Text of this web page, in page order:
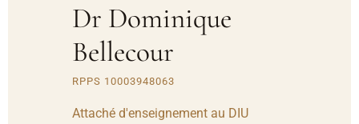
Dr Dominique
Bellecour
RPPS 10003948063
Attaché d'enseignement au DIU